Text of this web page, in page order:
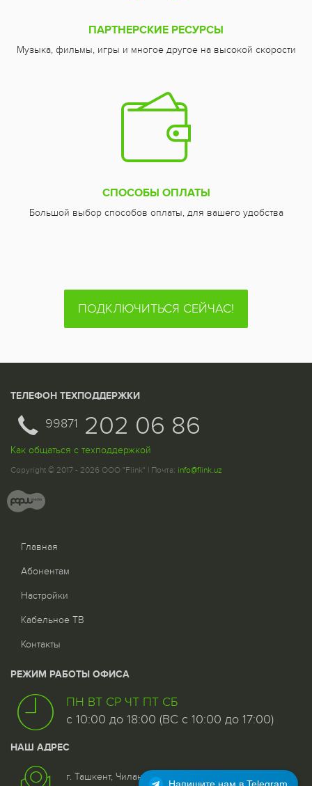
ПАРТНЕРСКИЕ РЕСУРСЫ
Музыка, фильмы, игры и многое другое на высокой скорости
СПОСОБЫ ОПЛАТЫ
Большой выбор способов оплаты, для вашего удобства
ПОДКЛЮЧИТЬСЯ СЕЙЧАС!
ТЕЛЕФОН ТЕХПОДДЕРЖКИ
99871 202 06 86
Как общаться с техподдержкой
Copyright © 2017 - 2026 ООО "Flink" | Почта: info@flink.uz
Главная
Абонентам
Настройки
Кабельное ТВ
Контакты
РЕЖИМ РАБОТЫ ОФИСА
ПН ВТ СР ЧТ ПТ СБ
с 10:00 до 18:00 (ВС с 10:00 до 17:00)
НАШ АДРЕС
г. Ташкент, Чиланзар - 5 квартал, дом 25, 1 этаж со